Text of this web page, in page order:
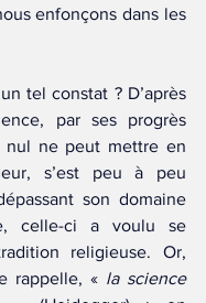
enfonçons dans les
tel constat ? D’après
par ses progrès
nul ne peut mettre en
s’est peu à peu
son domaine
celle-ci a voulu se
religieuse. Or,
rappelle, « la science